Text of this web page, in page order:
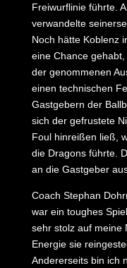
Freiwurflinie führte.
verwandelte
Noch hätte Koblenz
eine Chance
der genommenen
einen technischen
Gastgebern der
sich der gefrustete
Foul hinreißen ließ,
die Dragons führte.
an die Gastgeber
Coach Stephan
war ein toughes
sehr stolz auf meine
Energie sie
Andererseits bin ich